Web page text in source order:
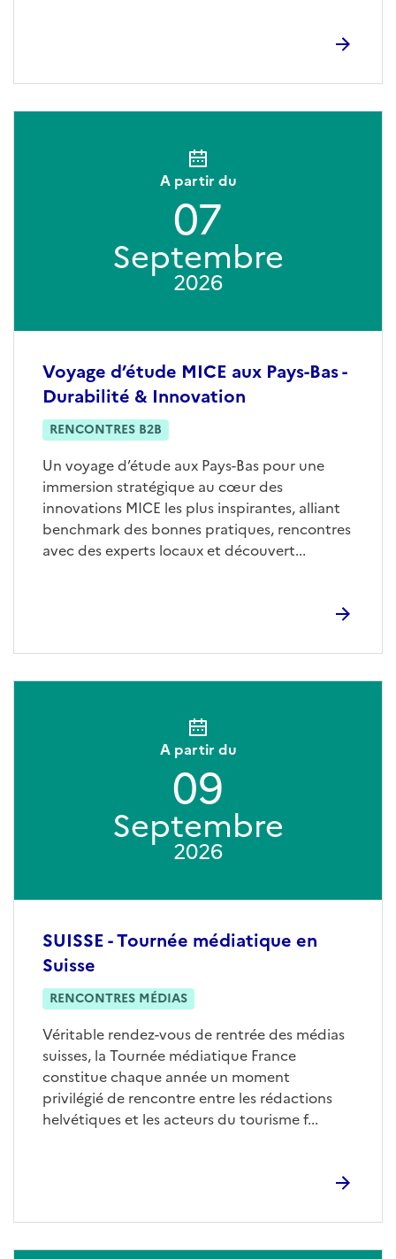
Voyage d’étude MICE aux Pays-Bas -
Durabilité & Innovation
RENCONTRES B2B
Un voyage d’étude aux Pays-Bas pour une
immersion stratégique au cœur des
innovations MICE les plus inspirantes, alliant
benchmark des bonnes pratiques, rencontres
avec des experts locaux et découvert...
A partir du
07
Septembre
2026
SUISSE - Tournée médiatique en
Suisse
RENCONTRES MÉDIAS
Véritable rendez-vous de rentrée des médias
suisses, la Tournée médiatique France
constitue chaque année un moment
privilégié de rencontre entre les rédactions
helvétiques et les acteurs du tourisme f...
A partir du
09
Septembre
2026